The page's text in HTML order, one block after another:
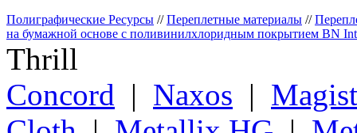
Полиграфические Ресурсы //Переплетные материалы //
на бумажной основе с поливинилхлоридным покрытием BN
Thrill
Сoncord | Naxos |